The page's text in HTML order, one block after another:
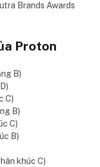
Brands Awards
Proton
B)
C)
B)
C)
B)
khúc C)